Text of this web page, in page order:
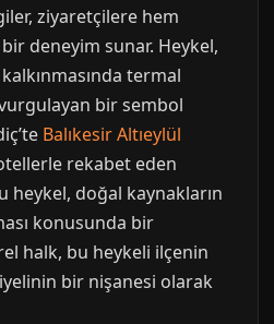
ziyaretçilere hem
deneyim sunar. Heykel,
termal
bir sembol
Balıkesir Altıeylül
rekabet eden
heykel, doğal kaynakların
konusunda bir
halk, bu heykeli ilçenin
bir nişanesi olarak